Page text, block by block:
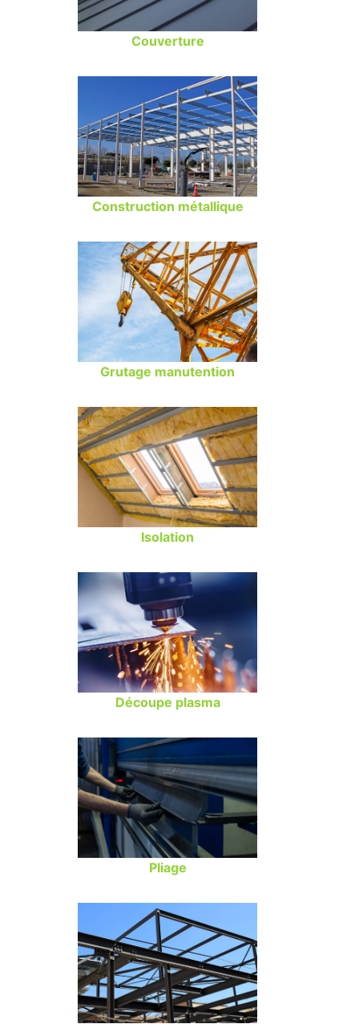
Couverture
Construction métallique
Grutage manutention
Isolation
Découpe plasma
Pliage